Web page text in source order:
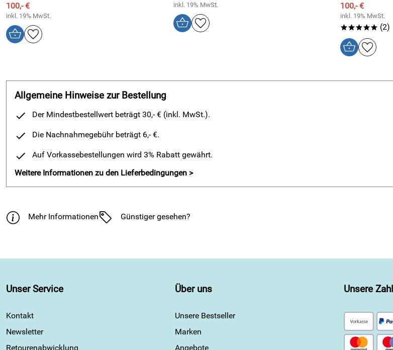
Schulte-Altedorneburg
Sehr zufrieden
Kaufdatum: 28.02.2012
Kaufdatum: 06.07.2011
Bewertungsdatum: 12.08.2011
100,- €
inkl. 19% MwSt.
inkl. 19% MwSt. 100,- €
inkl. 19% MwSt.
***** (2)
Allgemeine Hinweise zur Bestellung
Der Mindestbestellwert beträgt 30,- € (inkl. MwSt.).
Die Nachnahmegebühr beträgt 6,- €.
Auf Vorkassebestellungen wird 3% Rabatt gewährt.
Weitere Informationen zu den Lieferbedingungen >
Mehr Informationen Günstiger gesehen?
Unser Service
Kontakt
Newsletter
Retourenabwicklung
Über uns
Unsere Bestseller
Marken
Angebote
Unsere